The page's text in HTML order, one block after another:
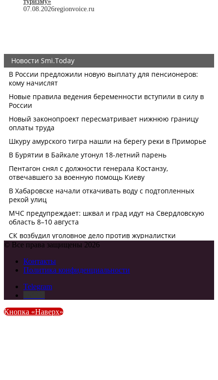
07.08.2026regionvoice.ru
© Все права защищены 2026
Контакты
Политика конфиденциальности
Telegram
Кнопка «Наверх»